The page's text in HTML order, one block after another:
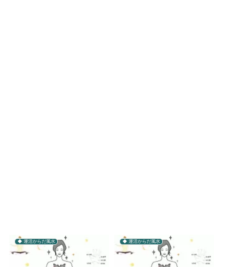
◆ 運活からだ風水 ◆ 運活からだ風水